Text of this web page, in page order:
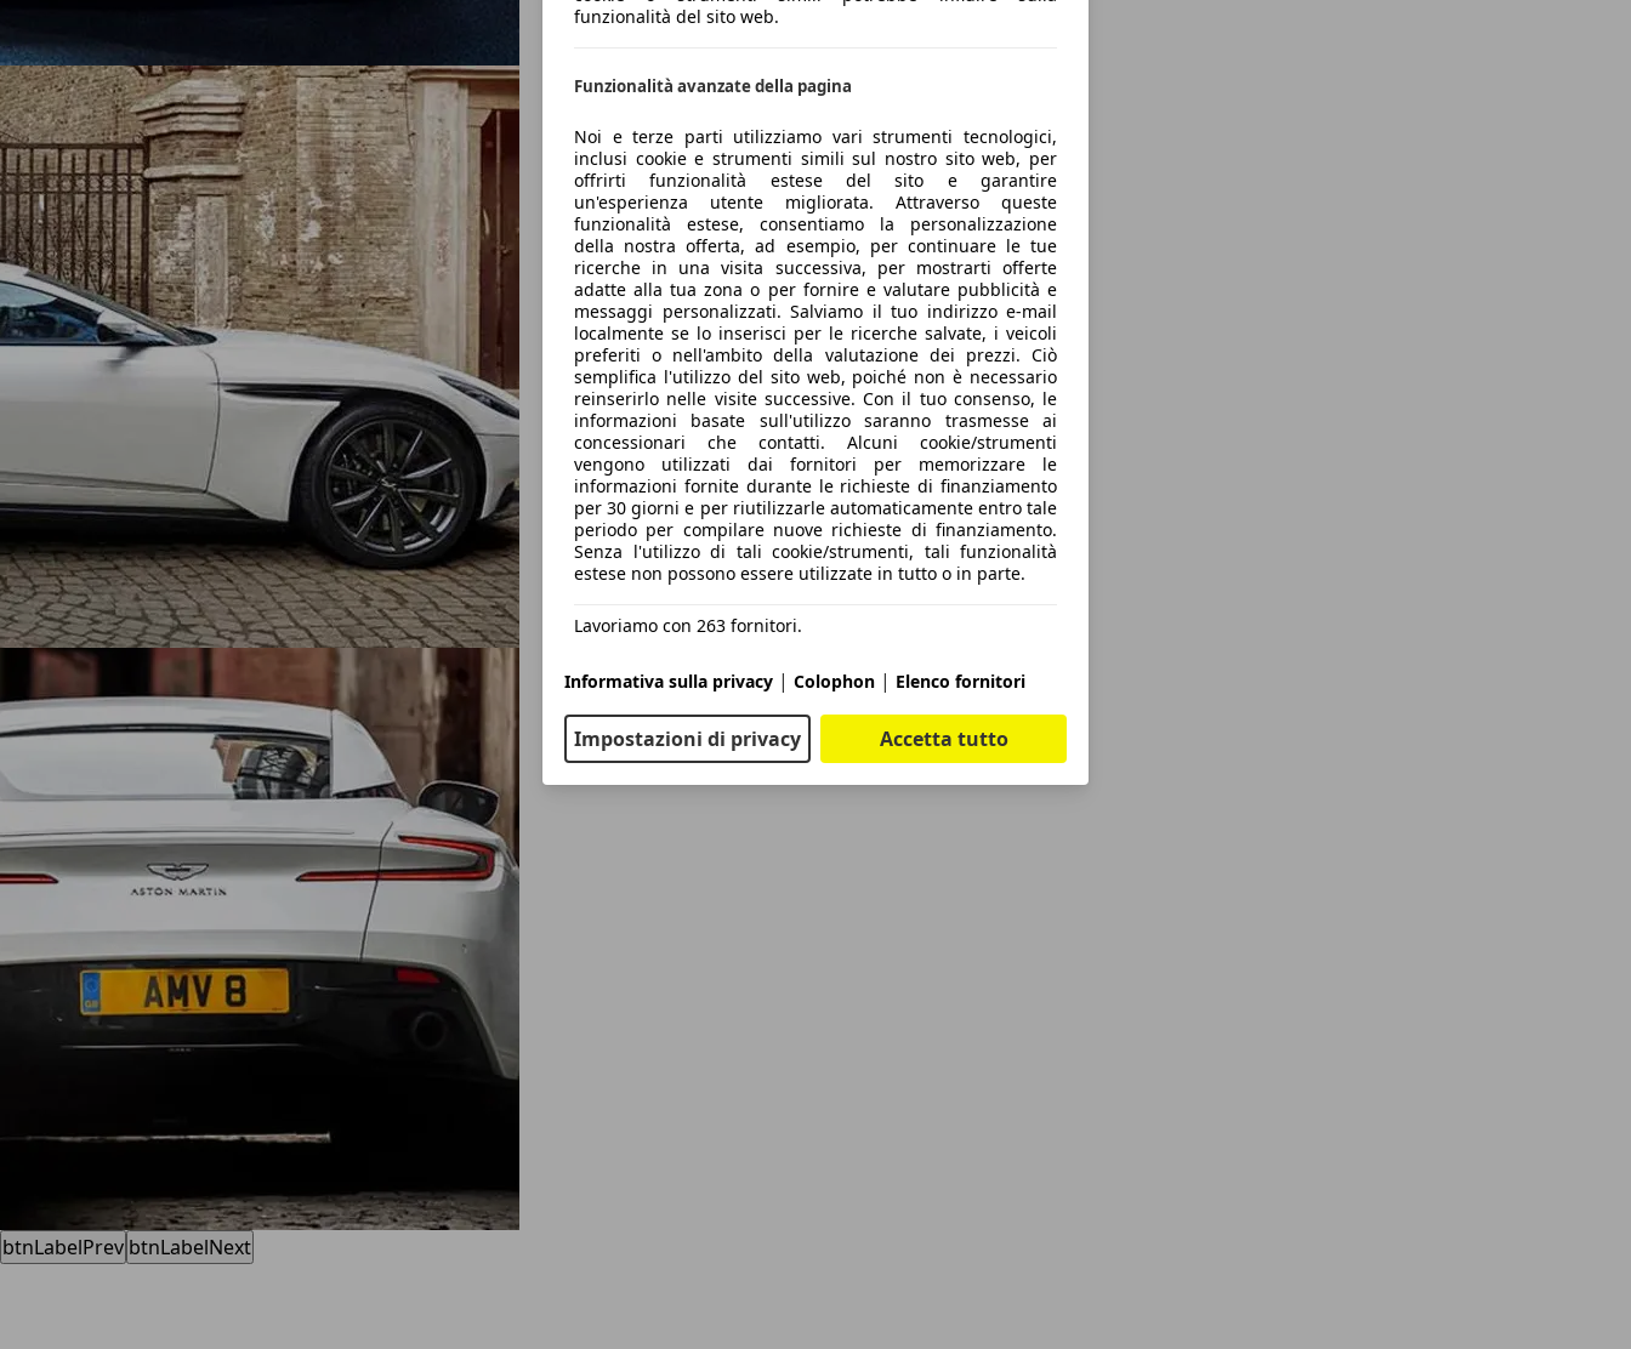
btnLabelPrev btnLabelNext
funzionalità del sito web.
Funzionalità avanzate della pagina
Noi e terze parti utilizziamo vari strumenti tecnologici,
inclusi cookie e strumenti simili sul nostro sito web, per
offrirti funzionalità estese del sito e garantire
un'esperienza utente migliorata. Attraverso queste
funzionalità estese, consentiamo la personalizzazione
della nostra offerta, ad esempio, per continuare le tue
ricerche in una visita successiva, per mostrarti offerte
adatte alla tua zona o per fornire e valutare pubblicità e
messaggi personalizzati. Salviamo il tuo indirizzo e-mail
localmente se lo inserisci per le ricerche salvate, i veicoli
preferiti o nell'ambito della valutazione dei prezzi. Ciò
semplifica l'utilizzo del sito web, poiché non è necessario
reinserirlo nelle visite successive. Con il tuo consenso, le
informazioni basate sull'utilizzo saranno trasmesse ai
concessionari che contatti. Alcuni cookie/strumenti
vengono utilizzati dai fornitori per memorizzare le
informazioni fornite durante le richieste di finanziamento
per 30 giorni e per riutilizzarle automaticamente entro tale
periodo per compilare nuove richieste di finanziamento.
Senza l'utilizzo di tali cookie/strumenti, tali funzionalità
estese non possono essere utilizzate in tutto o in parte.
Lavoriamo con 263 fornitori.
Informativa sulla privacy | Colophon | Elenco fornitori
Impostazioni di privacy Accetta tutto